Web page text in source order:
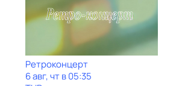
Ретроконцерт
6 авг, чт в 05:35